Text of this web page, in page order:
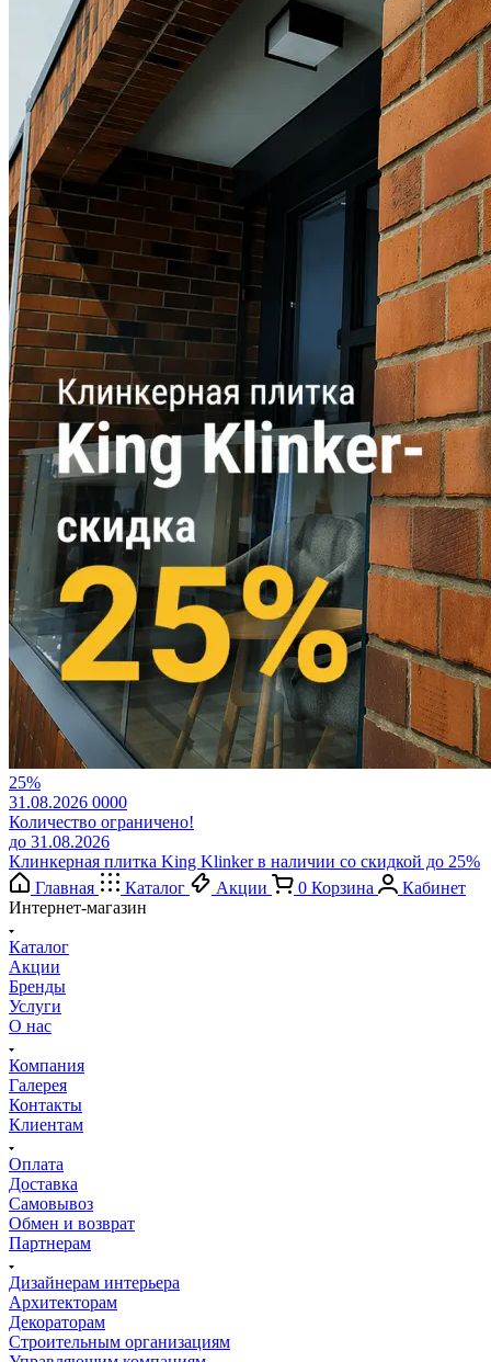
25%
31.08.2026 0000
Количество ограничено!
до 31.08.2026
Клинкерная плитка King Klinker в наличии со скидкой до 25%
Главная
Каталог Акции 0 Корзина
Кабинет
Интернет-магазин
Каталог
Акции
Бренды
Услуги
О нас
Компания
Галерея
Контакты
Клиентам
Оплата
Доставка
Самовывоз
Обмен и возврат
Партнерам
Дизайнерам интерьера
Архитекторам
Декораторам
Строительным организациям